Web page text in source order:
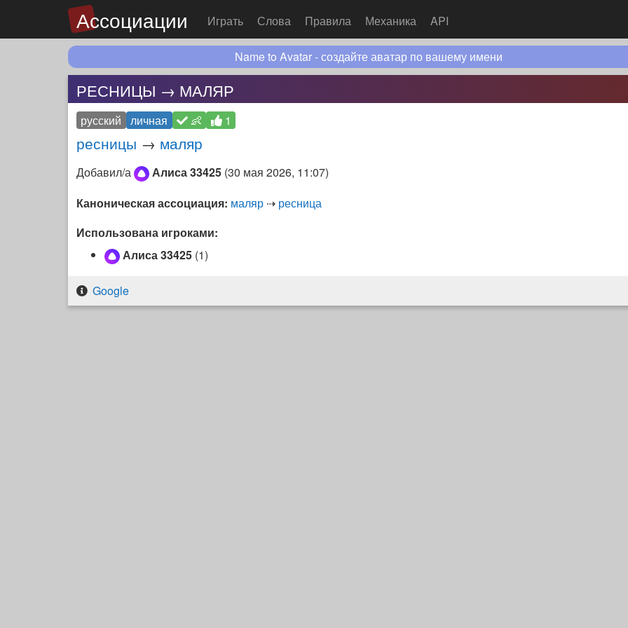
Ассоциации Играть Слова Правила Механика API
Name to Avatar - создайте аватар по вашему имени
РЕСНИЦЫ → МАЛЯР
русский личная 👶 1
ресницы → маляр
Добавил/а Алиса 33425 (30 мая 2026, 11:07)
Каноническая ассоциация: маляр ⇢ ресница
Использована игроками:
Алиса 33425 (1)
Google